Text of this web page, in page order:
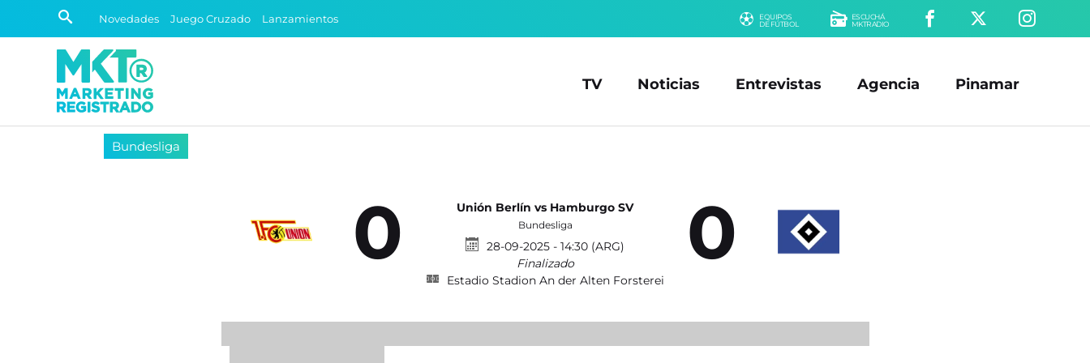
Novedades Juego Cruzado Lanzamientos
EQUIPOS
DE FÚTBOL
ESCUCHÁ
MKTRADIO
TV Noticias Entrevistas Agencia Pinamar
Bundesliga
0 0
Unión Berlín vs Hamburgo SV
Bundesliga
28-09-2025 - 14:30 (ARG)
Finalizado
Estadio Stadion An der Alten Forsterei